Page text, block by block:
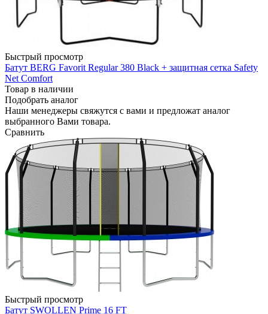
Быстрый просмотр
Батут BERG Favorit Regular 380 Black + защитная сетка Safety
Net Comfort
Товар в наличии
Подобрать аналог
Наши менеджеры свяжутся с вами и предложат аналог
выбранного Вами товара.
Сравнить
Быстрый просмотр
Батут SWOLLEN Prime 16 FT